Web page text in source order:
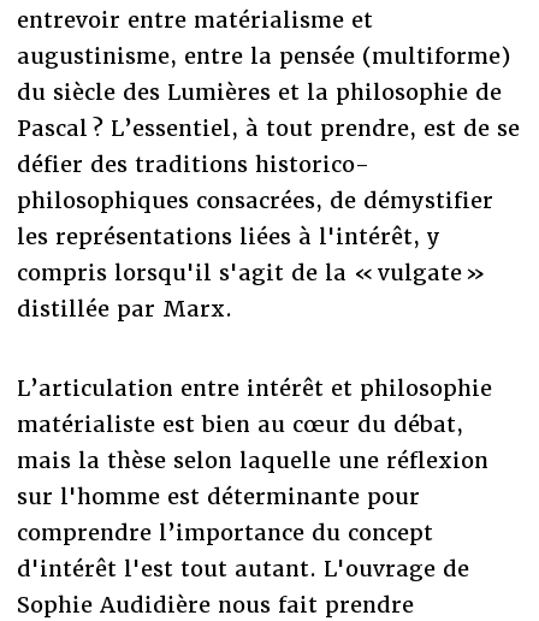
entrevoir entre matérialisme et
augustinisme, entre la pensée (multiforme)
du siècle des Lumières et la philosophie de
Pascal ? L’essentiel, à tout prendre, est de se
défier des traditions historico-
philosophiques consacrées, de démystifier
les représentations liées à l'intérêt, y
compris lorsqu'il s'agit de la « vulgate »
distillée par Marx.
L’articulation entre intérêt et philosophie
matérialiste est bien au cœur du débat,
mais la thèse selon laquelle une réflexion
sur l'homme est déterminante pour
comprendre l’importance du concept
d'intérêt l'est tout autant. L'ouvrage de
Sophie Audidière nous fait prendre